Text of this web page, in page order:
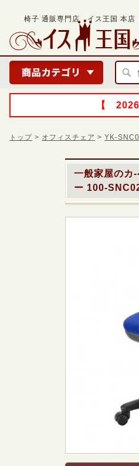
椅子 通販専門店 イス王国 本店
【 2026
トップ > オフィスチェア > YK-
一般家屋のカ
ー 100-